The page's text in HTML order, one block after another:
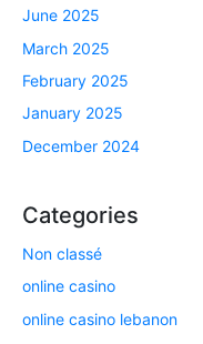
June 2025
March 2025
February 2025
January 2025
December 2024
Categories
Non classé
online casino
online casino lebanon